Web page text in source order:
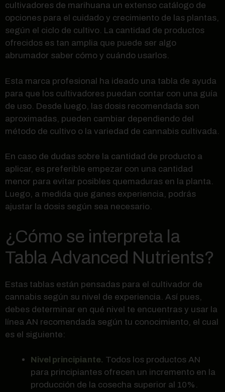
cultivadores de marihuana un extenso catálogo de
opciones para el cuidado y crecimiento de las plantas,
según el ciclo de cultivo. La cantidad de productos
ofrecidos es tan amplia que puede ser algo
abrumador saber cómo y cuándo usarlos.
Esta marca profesional ha ideado una tabla de ayuda
para que los cultivadores puedan contar con una guía
de uso. Desde luego, las dosis recomendada son
aproximadas, pueden cambiar dependiendo del
método de cultivo o la variedad de cannabis cultivada.
En caso de dudas sobre la cantidad de producto a
aplicar, es preferible empezar con una cantidad
menor para evitar posibles quemaduras en la planta.
Luego, a medida que ganes experiencia, podrás
ajustar la dosis según sea necesario.
¿Cómo se interpreta la
Tabla Advanced Nutrients?
Estas tablas están pensadas para el cultivador de
cannabis según su nivel de experiencia. Así pues,
debes determinar en qué nivel te encuentras y usar la
línea AN recomendada según tu conocimiento, el cual
es el siguiente:
Nivel principiante. Todos los productos AN
para principiantes ofrecen un incremento en la
producción de la cosecha superior al 10%.